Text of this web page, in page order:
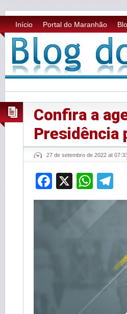
Início Portal do Maranhão
Confira a
Presidência
27 de setembro de 2022 at
Facebook
X